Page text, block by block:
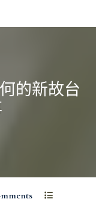
的新故台